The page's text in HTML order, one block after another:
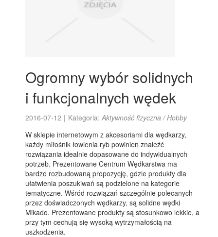
Ogromny wybór solidnych
i funkcjonalnych wędek
2016-07-12 | Kategoria:Aktywność fizyczna / Hobby
W sklepie internetowym z akcesoriami dla wędkarzy,
każdy miłośnik łowienia ryb powinien znaleźć
rozwiązania idealnie dopasowane do indywidualnych
potrzeb. Prezentowane Centrum Wędkarstwa ma
bardzo rozbudowaną propozycję, gdzie produkty dla
ułatwienia poszukiwań są podzielone na kategorie
tematyczne. Wśród rozwiązań szczególnie polecanych
przez doświadczonych wędkarzy, są solidne wędki
Mikado. Prezentowane produkty są stosunkowo lekkie, a
przy tym cechują się wysoką wytrzymałością na
uszkodzenia.